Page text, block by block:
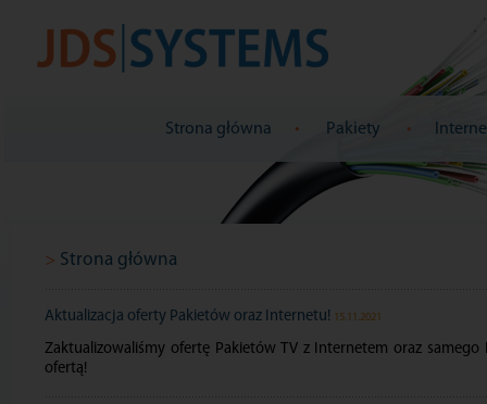
Strona główna • Pakiety •
> Strona główna
Aktualizacja oferty Pakietów oraz Internetu! 15.11.2021
Zaktualizowaliśmy ofertę Pakietów TV z Internetem oraz
ofertą!